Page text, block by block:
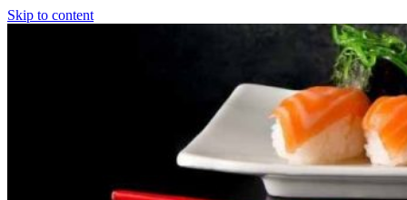
Skip to content